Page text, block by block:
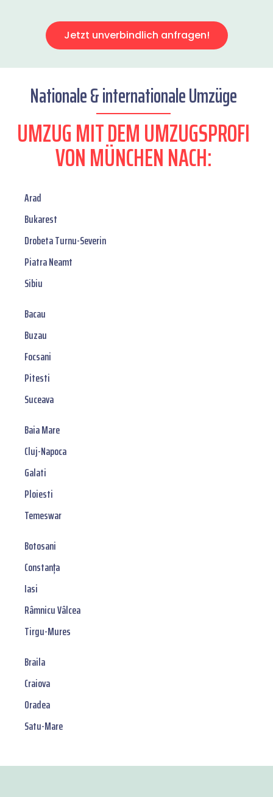
Jetzt unverbindlich anfragen!
Nationale & internationale Umzüge
UMZUG MIT DEM UMZUGSPROFI
VON MÜNCHEN NACH:
Arad
Bukarest
Drobeta Turnu-Severin
Piatra Neamt
Sibiu
Bacau
Buzau
Focsani
Pitesti
Suceava
Baia Mare
Cluj-Napoca
Galati
Ploiesti
Temeswar
Botosani
Constanța
Iasi
Râmnicu Vâlcea
Tirgu-Mures
Braila
Craiova
Oradea
Satu-Mare